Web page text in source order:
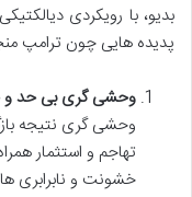
بدیو، با رویکردی
پدیده هایی چون ترامپ
وحشی گری بی حد و
وحشی گری نتیجه
تهاجم و استثمار
خشونت و نابرابری